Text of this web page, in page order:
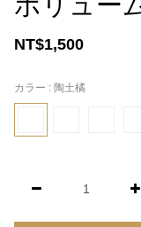
NT$1,500
カラー : 陶土橘